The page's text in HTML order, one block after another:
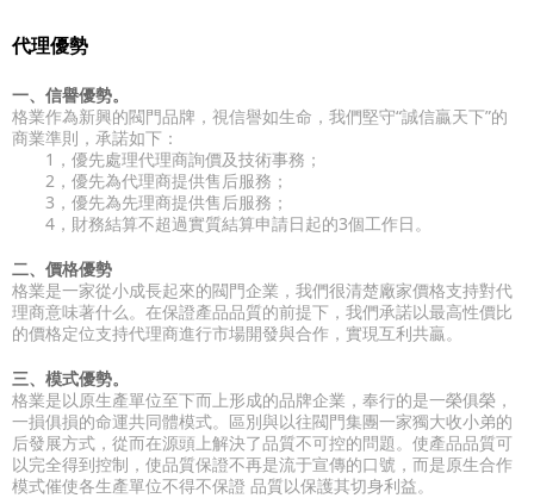
代理優勢
一、信譽優勢。
格業作為新興的閥門品牌，視信譽如生命，我們堅守“誠信贏天下”的
商業準則，承諾如下：
1，優先處理代理商詢價及技術事務；
2，優先為代理商提供售后服務；
3，優先為先理商提供售后服務；
4，財務結算不超過實質結算申請日起的3個工作日。
二、價格優勢
格業是一家從小成長起來的閥門企業，我們很清楚廠家價格支持對代
理商意味著什么。在保證產品品質的前提下，我們承諾以最高性價比
的價格定位支持代理商進行市場開發與合作，實現互利共贏。
三、模式優勢。
格業是以原生產單位至下而上形成的品牌企業，奉行的是一榮俱榮，
一損俱損的命運共同體模式。區別與以往閥門集團一家獨大收小弟的
后發展方式，從而在源頭上解決了品質不可控的問題。使產品品質可
以完全得到控制，使品質保證不再是流于宣傳的口號，而是原生合作
模式催使各生產單位不得不保證 品質以保護其切身利益。